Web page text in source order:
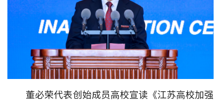
董必荣代表创始成员高校宣读《江苏高校加强